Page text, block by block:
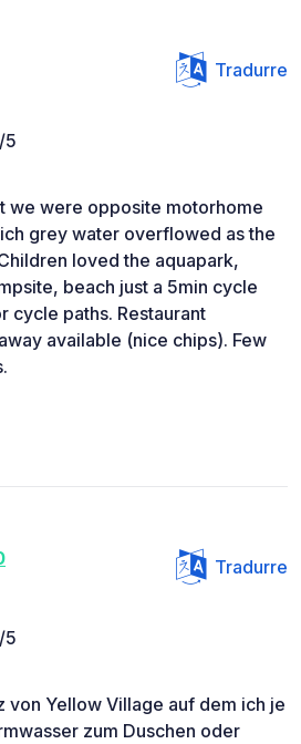
Tradurre
5
we were opposite motorhome
grey water overflowed as the
loved the aquapark,
beach just a 5min cycle
cycle paths. Restaurant
available (nice chips). Few
Tradurre
5
von Yellow Village auf dem ich je
zum Duschen oder